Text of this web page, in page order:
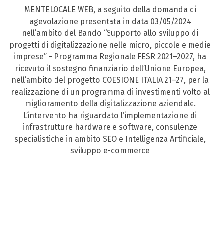
MENTELOCALE WEB, a seguito della domanda di
agevolazione presentata in data 03/05/2024
nell’ambito del Bando “Supporto allo sviluppo di
progetti di digitalizzazione nelle micro, piccole e medie
imprese” - Programma Regionale FESR 2021–2027, ha
ricevuto il sostegno finanziario dell’Unione Europea,
nell’ambito del progetto COESIONE ITALIA 21–27, per la
realizzazione di un programma di investimenti volto al
miglioramento della digitalizzazione aziendale.
L’intervento ha riguardato l’implementazione di
infrastrutture hardware e software, consulenze
specialistiche in ambito SEO e Intelligenza Artificiale,
sviluppo e-commerce